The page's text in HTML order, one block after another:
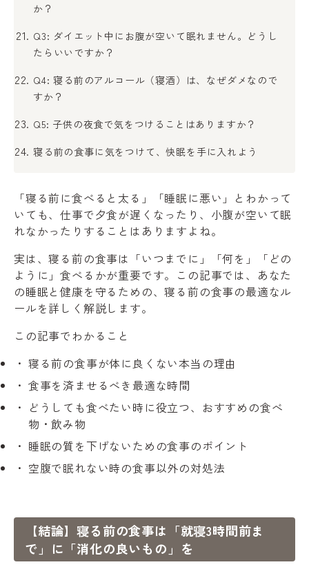
か？
Q3: ダイエット中にお腹が空いて眠れません。どうし
たらいいですか？
Q4: 寝る前のアルコール（寝酒）は、なぜダメなので
すか？
Q5: 子供の夜食で気をつけることはありますか？
寝る前の食事に気をつけて、快眠を手に入れよう
「寝る前に食べると太る」「睡眠に悪い」とわかって
いても、仕事で夕食が遅くなったり、小腹が空いて眠
れなかったりすることはありますよね。
実は、寝る前の食事は「いつまでに」「何を」「どの
ように」食べるかが重要です。この記事では、あなた
の睡眠と健康を守るための、寝る前の食事の最適なル
ールを詳しく解説します。
この記事でわかること
寝る前の食事が体に良くない本当の理由
食事を済ませるべき最適な時間
どうしても食べたい時に役立つ、おすすめの食べ
物・飲み物
睡眠の質を下げないための食事のポイント
空腹で眠れない時の食事以外の対処法
【結論】寝る前の食事は「就寝3時間前ま
で」に「消化の良いもの」を